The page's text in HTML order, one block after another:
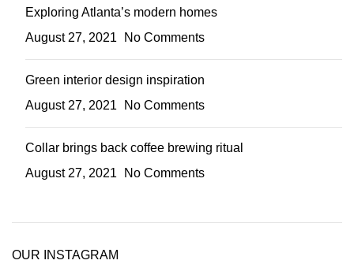
Exploring Atlanta’s modern homes
August 27, 2021
No Comments
Green interior design inspiration
August 27, 2021
No Comments
Collar brings back coffee brewing ritual
August 27, 2021
No Comments
OUR INSTAGRAM